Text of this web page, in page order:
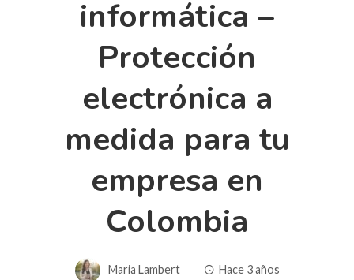
informática –
Protección
electrónica a
medida para tu
empresa en
Colombia
Maria Lambert Hace 3 años